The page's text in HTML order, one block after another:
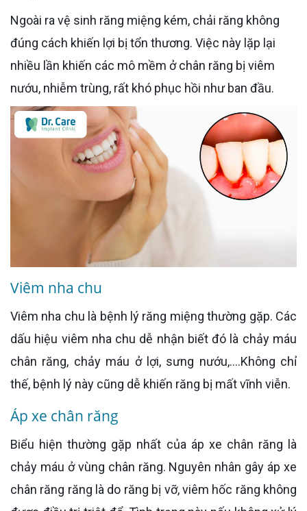
Ngoài ra vệ sinh răng miệng kém, chải răng không
đúng cách khiến lợi bị tổn thương. Việc này lặp lại
nhiều lần khiến các mô mềm ở chân răng bị viêm
nướu, nhiễm trùng, rất khó phục hồi như ban đầu.
Viêm nha chu
Viêm nha chu là bệnh lý răng miệng thường gặp. Các
dấu hiệu viêm nha chu dễ nhận biết đó là chảy máu
chân răng, chảy máu ở lợi, sưng nướu,....Không chỉ
thế, bệnh lý này cũng dễ khiến răng bị mất vĩnh viễn.
Áp xe chân răng
Biểu hiện thường gặp nhất của áp xe chân răng là
chảy máu ở vùng chân răng. Nguyên nhân gây áp xe
chân răng răng là do răng bị vỡ, viêm hốc răng không